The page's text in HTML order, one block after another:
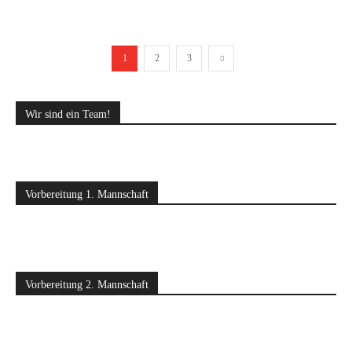
1 2 3
Wir sind ein Team!
Vorbereitung 1. Mannschaft
Vorbereitung 2. Mannschaft